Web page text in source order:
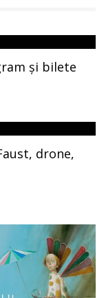
și bilete
drone,